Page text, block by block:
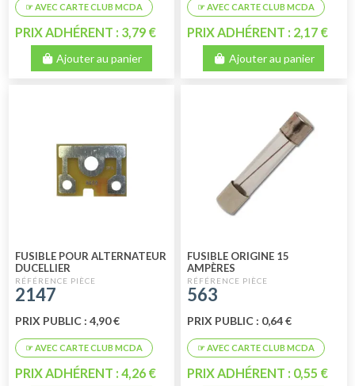
PRIX ADHÉRENT : 3,79 €
Ajouter au panier
PRIX ADHÉRENT : 2,17 €
Ajouter au panier
FUSIBLE POUR ALTERNATEUR
DUCELLIER
2147
PRIX PUBLIC : 4,90 €
PRIX ADHÉRENT : 4,26 €
FUSIBLE ORIGINE 15
AMPÈRES
563
PRIX PUBLIC : 0,64 €
PRIX ADHÉRENT : 0,55 €